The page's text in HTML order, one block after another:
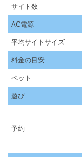
サイト数
AC電源
平均サイトサイズ
料金の目安
ペット
遊び
予約